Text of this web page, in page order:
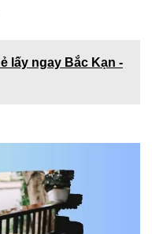
lấy ngay Bắc Kạn -